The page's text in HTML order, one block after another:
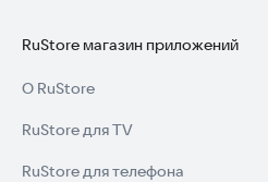
RuStore магазин приложений
О RuStore
RuStore для TV
RuStore для телефона